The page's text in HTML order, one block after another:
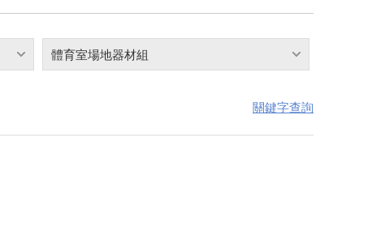
體育室場地器材組
關鍵字查詢